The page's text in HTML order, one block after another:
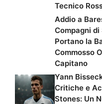
Tecnico
Addio a
Compagni di
Portano la
Commosso
Capitano
Yann
Critiche e
Stones: Un